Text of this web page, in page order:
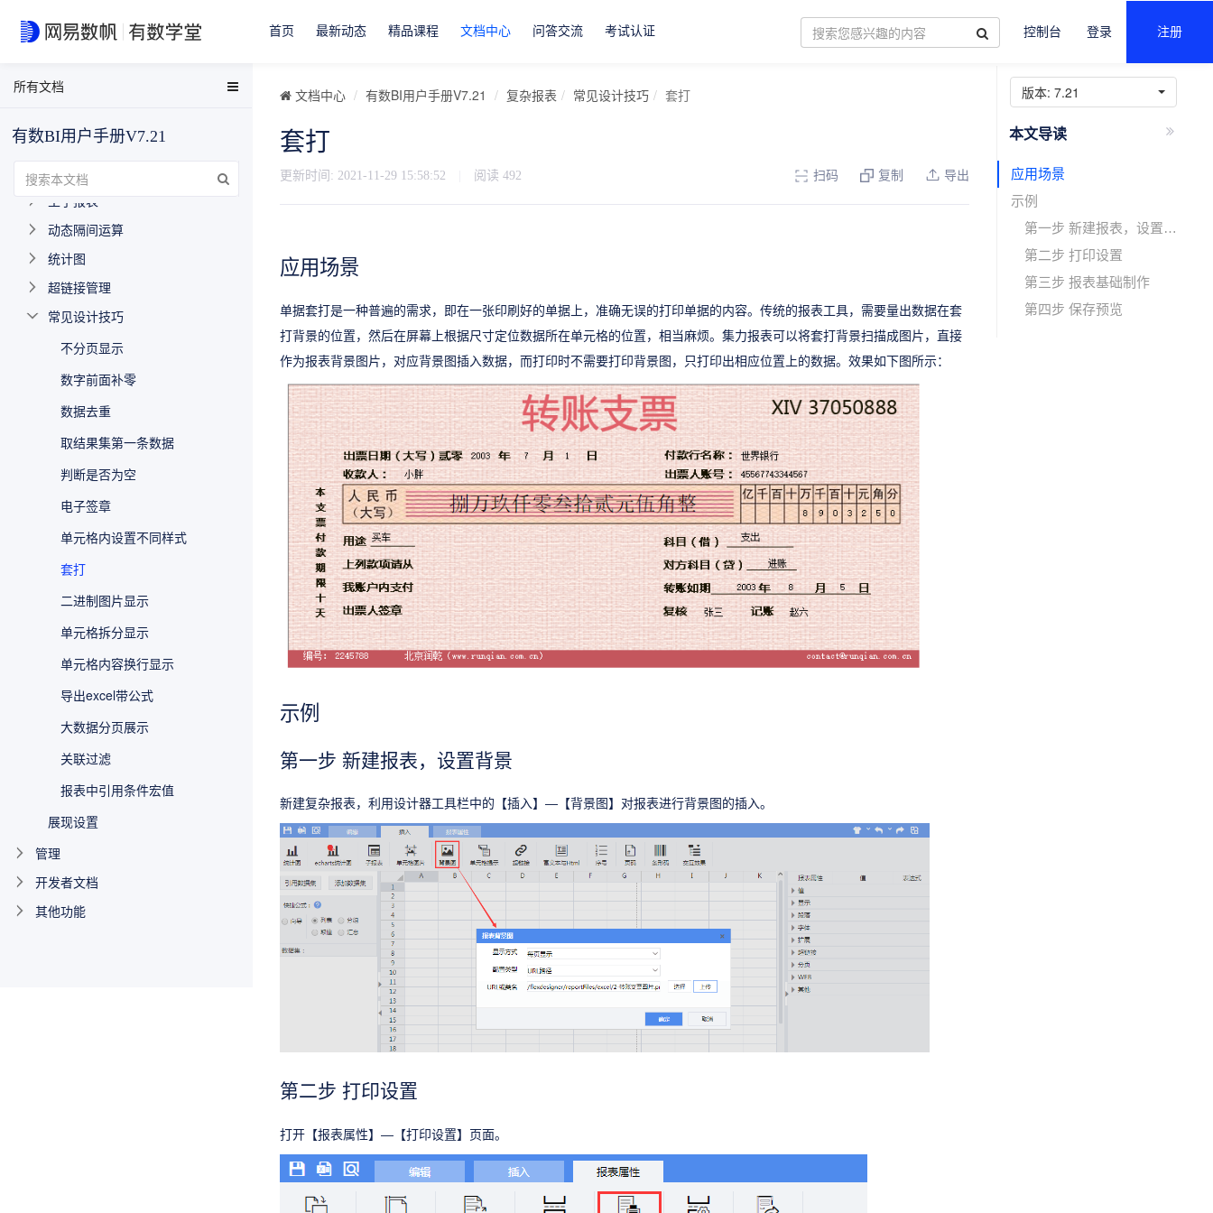
首页 最新动态 精品课程 文档中心 问答交流 考试认证 控制台 登录 注册
文档中心 有数BI用户手册V7.21 复杂报表 常见设计技巧 套打
套打
更新时间: 2021-11-29 15:58:52 阅读 492 扫码 复制 导出
应用场景
示例
第一步 新建报表，设置背景
第二步 打印设置
第三步 报表基础制作
第四步 保存预览
应用场景
单据套打是一种普遍的需求，即在一张印刷好的单据上，准确无误的打印单据的内容。传统的报表工具，需要量出数据在套
打背景的位置，然后在屏幕上根据尺寸定位数据所在单元格的位置，相当麻烦。集力报表可以将套打背景扫描成图片，直接
作为报表背景图片，对应背景图插入数据，而打印时不需要打印背景图，只打印出相应位置上的数据。效果如下图所示：
示例
第一步 新建报表，设置背景
新建复杂报表，利用设计器工具栏中的【插入】—【背景图】对报表进行背景图的插入。
第二步 打印设置
打开【报表属性】—【打印设置】页面。
所有文档
EasyData用户手册
数据分析与可视化用户手册
有数BI FAQ
EasyStream用户手册
NDH用户手册
有数BI用户手册V7.21
网格式报表
分组式报表
分片报表
自由报表
主子报表
动态隔间运算
统计图
超链接管理
常见设计技巧
不分页显示
数字前面补零
数据去重
取结果集第一条数据
判断是否为空
电子签章
单元格内设置不同样式
套打
二进制图片显示
单元格拆分显示
单元格内容换行显示
导出excel带公式
大数据分页展示
关联过滤
报表中引用条件宏值
展现设置
管理
开发者文档
其他功能
版本: